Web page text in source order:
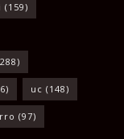
(159)
uc (148)
(97)